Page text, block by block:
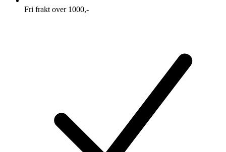
Fri frakt over 1000,-